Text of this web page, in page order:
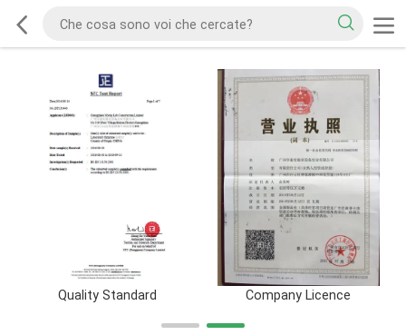
Quality Standard Company Licence